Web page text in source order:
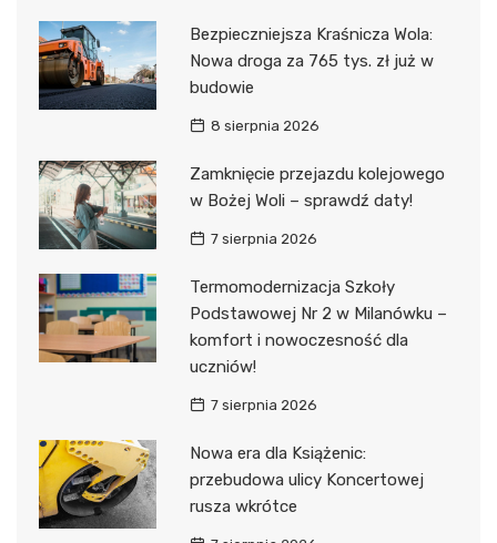
Bezpieczniejsza Kraśnicza Wola:
Nowa droga za 765 tys. zł już w
budowie
8 sierpnia 2026
Zamknięcie przejazdu kolejowego
w Bożej Woli – sprawdź daty!
7 sierpnia 2026
Termomodernizacja Szkoły
Podstawowej Nr 2 w Milanówku –
komfort i nowoczesność dla
uczniów!
7 sierpnia 2026
Nowa era dla Książenic:
przebudowa ulicy Koncertowej
rusza wkrótce